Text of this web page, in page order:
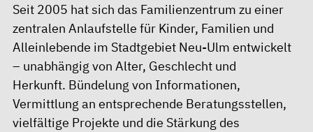
Seit 2005 hat sich das Familienzentrum zu einer
zentralen Anlaufstelle für Kinder, Familien und
Alleinlebende im Stadtgebiet Neu-Ulm entwickelt
– unabhängig von Alter, Geschlecht und
Herkunft. Bündelung von Informationen,
Vermittlung an entsprechende Beratungsstellen,
vielfältige Projekte und die Stärkung des